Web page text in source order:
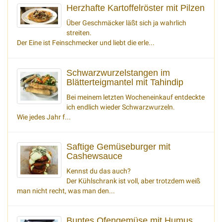
Herzhafte Kartoffelröster mit Pilzen
Über Geschmäcker läßt sich ja wahrlich
streiten.
Der Eine ist Feinschmecker und liebt die erle...
Schwarzwurzelstangen im
Blätterteigmantel mit Tahindip
Bei meinem letzten Wocheneinkauf entdeckte
ich endlich wieder Schwarzwurzeln.
Wie jedes Jahr f...
Saftige Gemüseburger mit
Cashewsauce
Kennst du das auch?
Der Kühlschrank ist voll, aber trotzdem weiß
man nicht recht, was man den...